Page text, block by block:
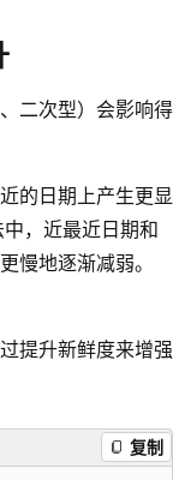
二次型）会影响得
的日期上产生更显
，近最近日期和
慢地逐渐减弱。
提升新鲜度来增强
复制